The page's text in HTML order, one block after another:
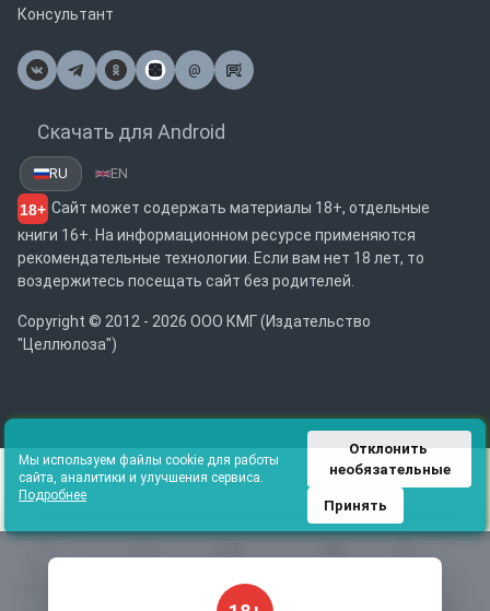
Каталог
Консультант
@
Почта
Скачать для Android
RU EN
18+ Сайт может содержать материалы 18+, отдельные
книги 16+. На информационном ресурсе применяются
рекомендательные технологии. Если вам нет 18 лет, то
воздержитесь посещать сайт без родителей.
Copyright © 2012 - 2026 ООО КМГ (Издательство
"Целлюлоза")
Мы используем файлы cookie для работы
сайта, аналитики и улучшения сервиса.
Подробнее
Отклонить
необязательные
Принять